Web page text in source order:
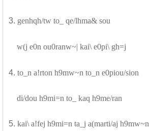
3. genhqh/tw to_ qe/lhma& sou
w(j e0n ou0ranw~| kai\ e0pi\ gh=j
4.to_n a!rton h9mw~n to_n e0piou/sion
di/dou h9mi=n to_ kaq h9me/ran
5.kai\ a!fej h9mi=n ta_j a(marti/aj h9mw~n